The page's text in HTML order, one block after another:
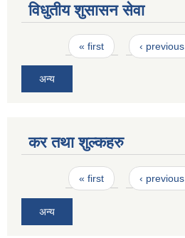
विधुतीय शुसासन सेवा
Pages« first ‹ previous
अन्य
कर तथा शुल्कहरु
Pages« first ‹ previous
अन्य